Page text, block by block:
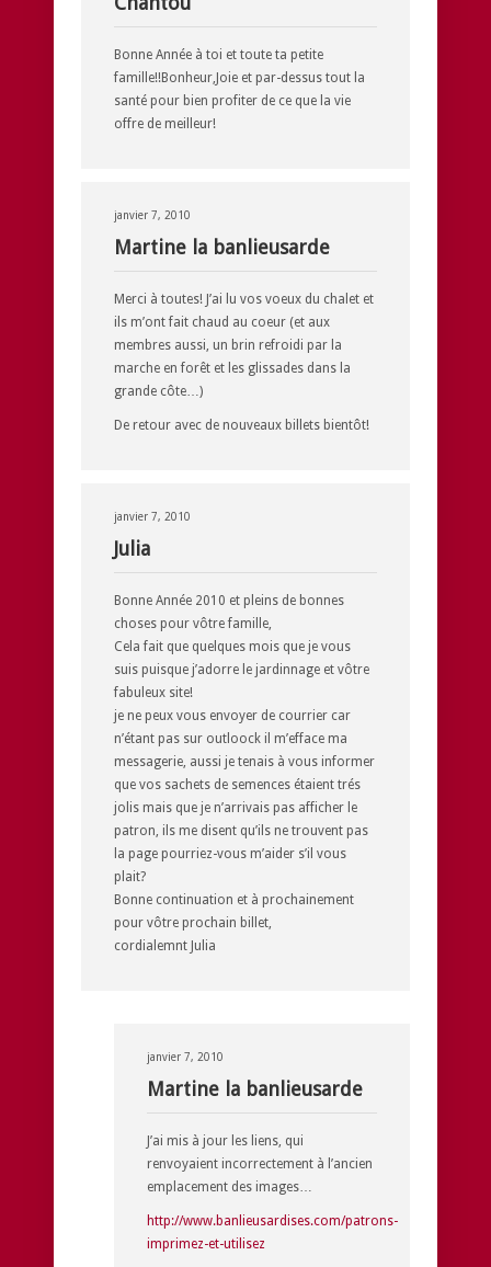
Bonne Année à toi et toute ta petite
famille!!Bonheur,Joie et par-dessus tout la
santé pour bien profiter de ce que la vie
offre de meilleur!
janvier 7, 2010
Martine la banlieusarde
Merci à toutes! J’ai lu vos voeux du chalet et
ils m’ont fait chaud au coeur (et aux
membres aussi, un brin refroidi par la
marche en forêt et les glissades dans la
grande côte…)
De retour avec de nouveaux billets bientôt!
janvier 7, 2010
Julia
Bonne Année 2010 et pleins de bonnes
choses pour vôtre famille,
Cela fait que quelques mois que je vous
suis puisque j’adorre le jardinnage et vôtre
fabuleux site!
je ne peux vous envoyer de courrier car
n’étant pas sur outloock il m’efface ma
messagerie, aussi je tenais à vous informer
que vos sachets de semences étaient trés
jolis mais que je n’arrivais pas afficher le
patron, ils me disent qu’ils ne trouvent pas
la page pourriez-vous m’aider s’il vous
plait?
Bonne continuation et à prochainement
pour vôtre prochain billet,
cordialemnt Julia
janvier 7, 2010
Martine la banlieusarde
J’ai mis à jour les liens, qui
renvoyaient incorrectement à l’ancien
emplacement des images…
http://www.banlieusardises.com/patrons-
imprimez-et-utilisez